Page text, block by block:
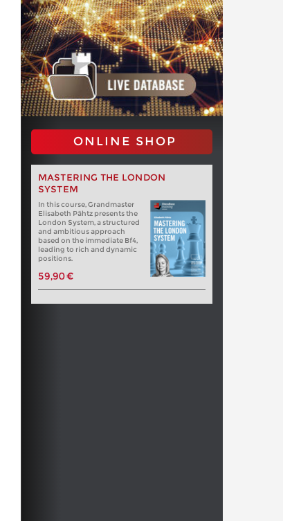
ONLINE SHOP
MASTERING THE LONDON
SYSTEM
In this course, Grandmaster
Elisabeth Pähtz presents the
London System, a structured
and ambitious approach
based on the immediate Bf4,
leading to rich and dynamic
positions.
59,90 €